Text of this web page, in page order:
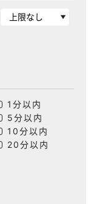
1分以内
5分以内
10分以内
20分以内